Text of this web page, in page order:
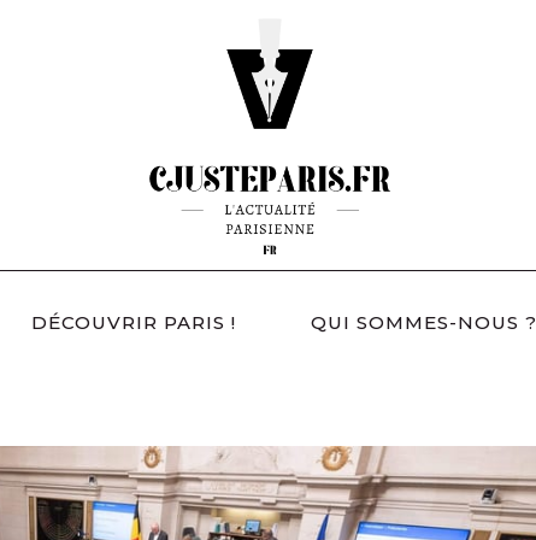
DÉCOUVRIR PARIS ! QUI SOMMES-NOUS ?